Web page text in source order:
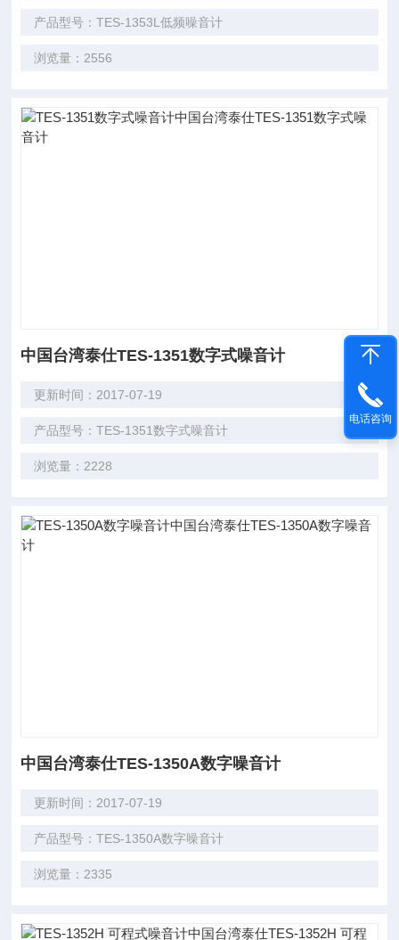
产品型号：TES-1353L低频噪音计
浏览量：2556
中国台湾泰仕TES-1351数字式噪音计
更新时间：2017-07-19
产品型号：TES-1351数字式噪音计
浏览量：2228
中国台湾泰仕TES-1350A数字噪音计
更新时间：2017-07-19
产品型号：TES-1350A数字噪音计
浏览量：2335
电话咨询